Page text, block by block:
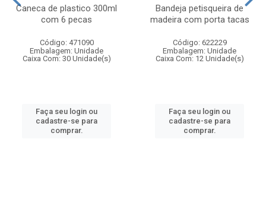
Caneca de plastico 300ml
com 6 pecas
Código: 471090
Embalagem: Unidade
Caixa Com: 30 Unidade(s)
Faça seu login ou
cadastre-se para
comprar.
Bandeja petisqueira de
madeira com porta tacas
Código: 622229
Embalagem: Unidade
Caixa Com: 12 Unidade(s)
Faça seu login ou
cadastre-se para
comprar.